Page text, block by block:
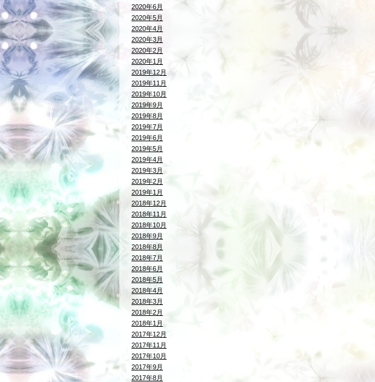
2020年6月
2020年5月
2020年4月
2020年3月
2020年2月
2020年1月
2019年12月
2019年11月
2019年10月
2019年9月
2019年8月
2019年7月
2019年6月
2019年5月
2019年4月
2019年3月
2019年2月
2019年1月
2018年12月
2018年11月
2018年10月
2018年9月
2018年8月
2018年7月
2018年6月
2018年5月
2018年4月
2018年3月
2018年2月
2018年1月
2017年12月
2017年11月
2017年10月
2017年9月
2017年8月